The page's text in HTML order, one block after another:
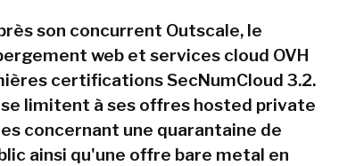
son concurrent Outscale, le
web et services cloud OVH
certifications SecNumCloud 3.2.
limitent à ses offres hosted private
concernant une quarantaine de
ainsi qu'une offre bare metal en